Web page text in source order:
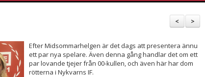
>
<
Efter Midsommarhelgen är det dags att presentera ännu
ett par nya spelare. Även denna gång handlar det om ett
par lovande tjejer från 00-kullen, och även här har dom
rötterna i Nykvarns IF.